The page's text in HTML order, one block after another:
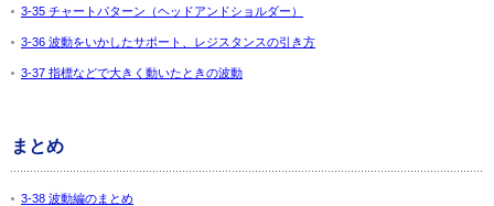
3-35 チャートパターン（ヘッドアンドショルダー）
3-36 波動をいかしたサポート、レジスタンスの引き方
3-37 指標などで大きく動いたときの波動
まとめ
3-38 波動編のまとめ